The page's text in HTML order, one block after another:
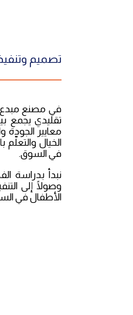
تصميم
في مصنع مبدع
تقليدي يجمع
معايير الجودة
الخيال
في السوق.
نبدأ بدراسة
وصولًا إلى
الأطفال في